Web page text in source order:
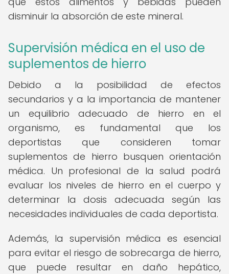
disminuir la absorción de este mineral.
Supervisión médica en el uso de
suplementos de hierro
Debido a la posibilidad de efectos
secundarios y a la importancia de mantener
un equilibrio adecuado de hierro en el
organismo, es fundamental que los
deportistas que consideren tomar
suplementos de hierro busquen orientación
médica. Un profesional de la salud podrá
evaluar los niveles de hierro en el cuerpo y
determinar la dosis adecuada según las
necesidades individuales de cada deportista.
Además, la supervisión médica es esencial
para evitar el riesgo de sobrecarga de hierro,
que puede resultar en daño hepático,